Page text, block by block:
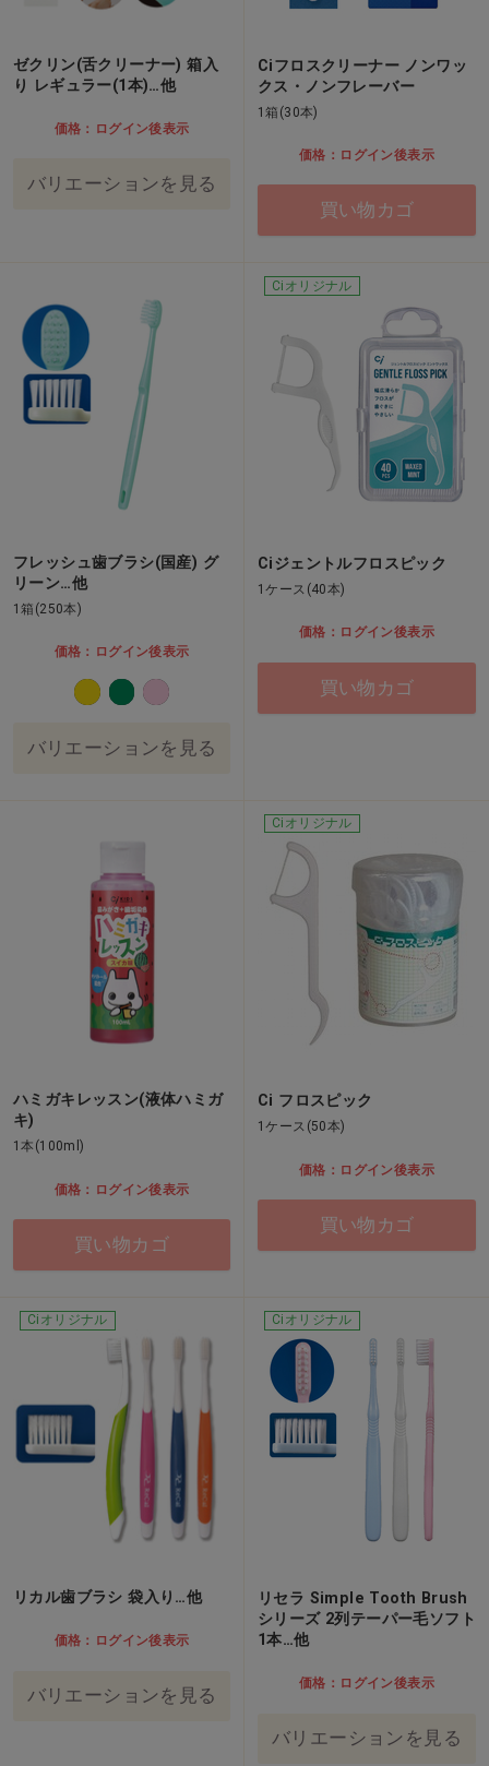
ゼクリン(舌クリーナー) 箱入
り レギュラー(1本)…他
価格：ログイン後表示
バリエーションを見る
Ciフロスクリーナー ノンワッ
クス・ノンフレーバー
1箱(30本)
価格：ログイン後表示
買い物カゴ
フレッシュ歯ブラシ(国産) グ
リーン…他
1箱(250本)
価格：ログイン後表示
バリエーションを見る
Ciオリジナル
Ciジェントルフロスピック
1ケース(40本)
価格：ログイン後表示
買い物カゴ
ハミガキレッスン(液体ハミガ
キ)
1本(100ml)
価格：ログイン後表示
買い物カゴ
Ciオリジナル
Ci フロスピック
1ケース(50本)
価格：ログイン後表示
買い物カゴ
Ciオリジナル
リカル歯ブラシ 袋入り…他
価格：ログイン後表示
バリエーションを見る
Ciオリジナル
リセラ Simple Tooth Brush
シリーズ 2列テーパー毛ソフト
1本…他
価格：ログイン後表示
バリエーションを見る